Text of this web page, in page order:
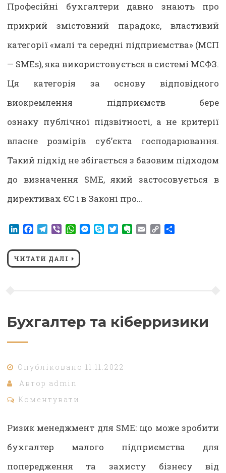
Професійні бухгалтери давно знають про
прикрий змістовний парадокс, властивий
категорії «малі та середні підприємства» (МСП
— SMEs), яка використовується в системі МСФЗ.
Ця категорія за основу відповідного
виокремлення підприємств бере
ознаку публічної підзвітності, а не критерії
власне розмірів суб’єкта господарювання.
Такий підхід не збігається з базовим підходом
до визначення SME, який застосовується в
директивах ЄС і в Законі про…
LinkedIn
Facebook
Telegram
ViberWhatsApp
Messenger
SkypeTwitterEvernote
EmailCopy
ЧИТАТИ ДАЛІ
Бухгалтер та кіберризики
Опубліковано 11.11.2022
Автор admin
Коментувати
Ризик менеджмент для SME: що може зробити
бухгалтер малого підприємства для
попередження та захисту бізнесу від